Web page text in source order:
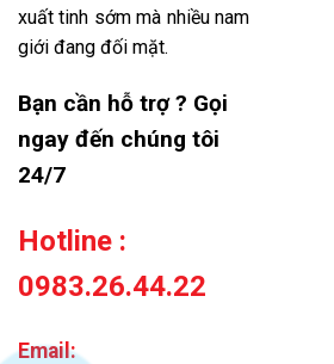
xuất tinh sớm mà nhiều nam
giới đang đối mặt.
Bạn cần hỗ trợ ? Gọi
ngay đến chúng tôi
24/7
Hotline :
0983.26.44.22
Email: